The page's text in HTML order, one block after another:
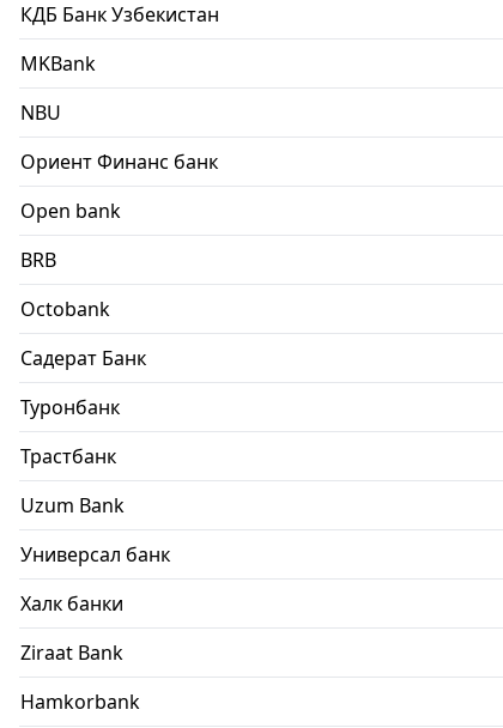
КДБ Банк Узбекистан
MKBank
NBU
Ориент Финанс банк
Open bank
BRB
Octobank
Садерат Банк
Туронбанк
Трастбанк
Uzum Bank
Универсал банк
Халк банки
Ziraat Bank
Hamkorbank